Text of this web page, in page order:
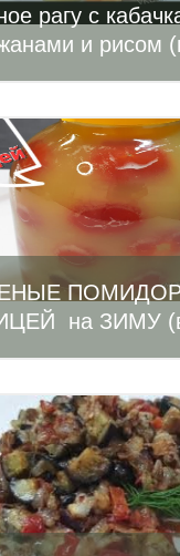
рагу с
и рисом
на ЗИМУ